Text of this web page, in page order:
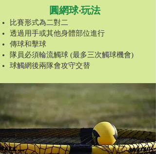
圓網球‧玩法
​比賽形式為二對二
透過用手或其他身體部位進行
傳球和擊球
隊員必須輪流觸球 (最多三次觸球機會)
球觸網後兩隊會攻守交替